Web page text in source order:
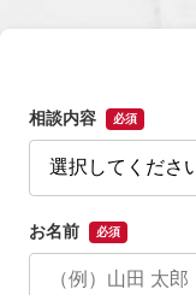
相談内容 必須
お名前 必須